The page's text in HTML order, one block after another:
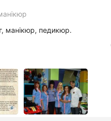
манікюр, педикюр.